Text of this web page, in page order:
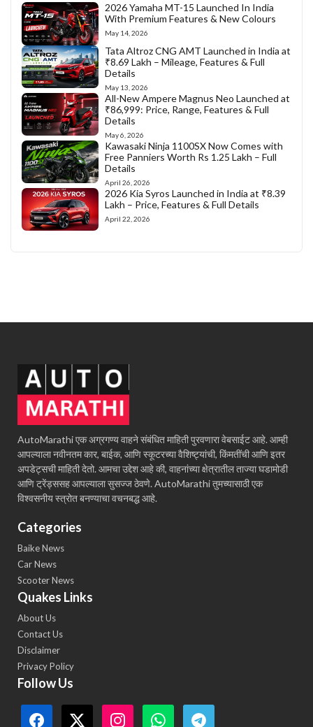
2026 Yamaha MT-15 Launched In India
With Premium Features & New Colours
May 14, 2026
Tata Altroz CNG AMT Launched in India at
₹8.69 Lakh – Mileage, Features & Full
Details
May 13, 2026
All-New Ampere Magnus Neo Launched at
₹86,999: Price, Range, Features & Full
Details
May 6, 2026
Kawasaki Ninja 1100SX Now Comes with
Free Panniers Worth Rs 1.25 Lakh – Full
Details
April 26, 2026
2026 Kia Syros Launched in India at ₹8.39
Lakh – Price, Features & Full Details
April 22, 2026
AutoMarathi एक अग्रगण्य वाहने संबंधित माहिती पुरवणारा वेबसाईट आहे. आम्ही
आपल्याला नवीनतम कार, बाईक, आणि स्कूटरच्या वैशिष्ट्यांची, किंमतींची आणि इतर
अपडेट्सची माहिती देतो. आमचा उद्देश आहे की, वाहनांच्या क्षेत्रातील ताज्या घडामोडी
आणि ट्रेंड्ससह आपल्याला सुसज्ज ठेवणे. AutoMarathi तुमच्यासाठी एक
विश्वसनीय स्त्रोत बनण्याचा वचनबद्ध आहे.
Categories
Baike News
Car News
Scooter News
Quakes Links
About Us
Contact Us
Disclaimer
Privacy Policy
Follow Us